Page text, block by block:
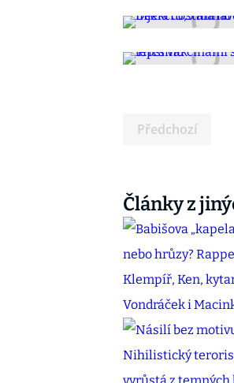
Předchozí
Články z